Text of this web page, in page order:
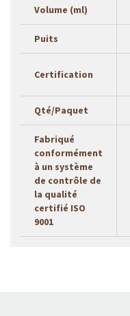
Volume (ml)
Puits
Certification
Qté/Paquet
Fabriqué
conformément
à un système
de contrôle de
la qualité
certifié ISO
9001